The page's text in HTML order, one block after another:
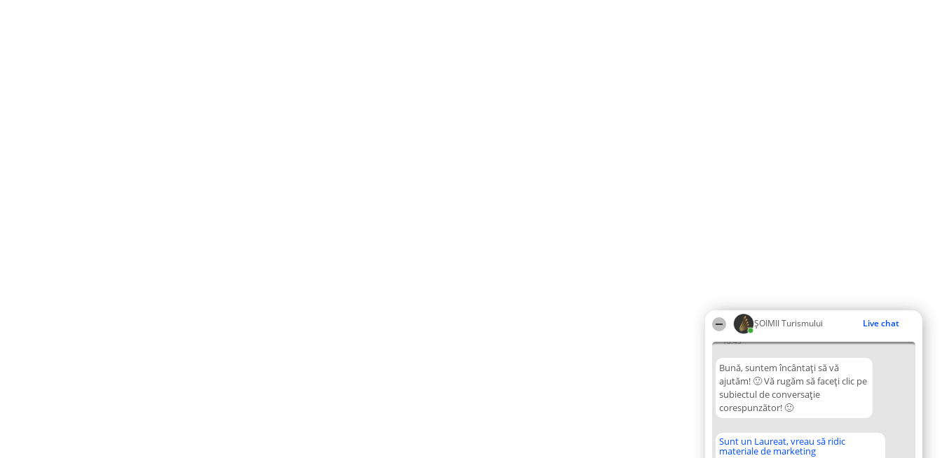
ȘOIMII Turismului Live chat
18:43
Bună, suntem încântați să vă
ajutăm! 🙂 Vă rugăm să faceți clic pe
subiectul de conversație
corespunzător! 🙂
Sunt un Laureat, vreau să ridic
materiale de marketing